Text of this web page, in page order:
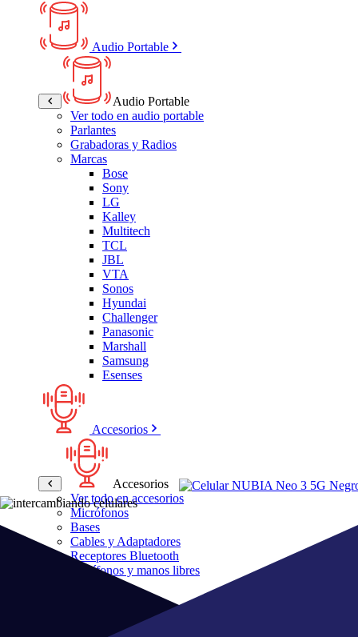
Audio Portable
Audio Portable
Ver todo en audio portable
Parlantes
Grabadoras y Radios
Marcas
Bose
Sony
LG
Kalley
Multitech
TCL
JBL
VTA
Sonos
Hyundai
Challenger
Panasonic
Marshall
Samsung
Esenses
Accesorios
Accesorios
Ver todo en accesorios
Micrófonos
Bases
Cables y Adaptadores
Receptores Bluetooth
Audífonos y manos libres